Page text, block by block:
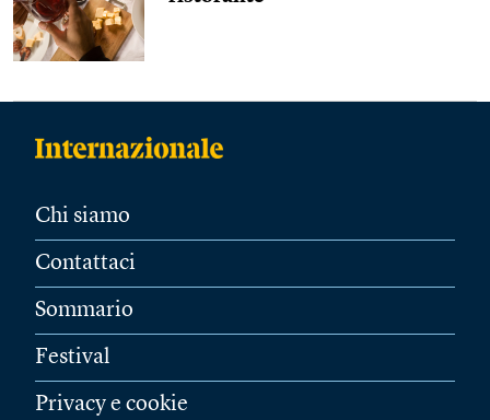
Chi siamo
Contattaci
Sommario
Festival
Privacy e cookie